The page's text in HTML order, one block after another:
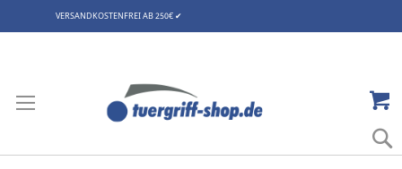
VERSANDKOSTENFREI AB 250€ ✔
springen